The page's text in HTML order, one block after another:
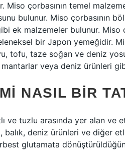
Miso çorbasının temel
bulunur. Miso çorbasının
ek malzemeler bulunur.
bir Japon yemeğidir.
tofu, taze soğan ve deniz
mantarlar veya deniz ürünleri
NASIL BIR
ve tuzlu arasında yer alan ve
balık, deniz ürünleri ve diğer
glutamata